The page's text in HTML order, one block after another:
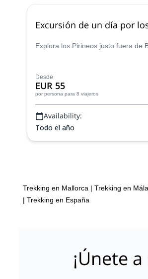
Excursión de un día por
Explora los Pirineos justo fuera de
Desde
EUR 55
por persona para 8 viajeros
Availability:
Todo el año
Trekking en Mallorca | Trekking en
| Trekking en España
¡Únete